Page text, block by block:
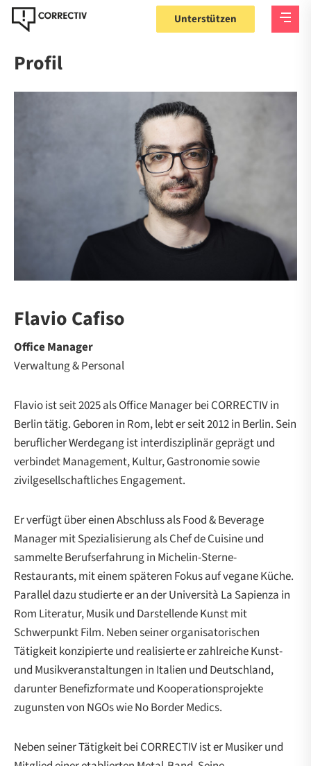
Unterstützen
Profil
Flavio Cafiso
Office Manager
Verwaltung & Personal
Flavio ist seit 2025 als Office Manager bei CORRECTIV in
Berlin tätig. Geboren in Rom, lebt er seit 2012 in Berlin. Sein
beruflicher Werdegang ist interdisziplinär geprägt und
verbindet Management, Kultur, Gastronomie sowie
zivilgesellschaftliches Engagement.
Er verfügt über einen Abschluss als Food & Beverage
Manager mit Spezialisierung als Chef de Cuisine und
sammelte Berufserfahrung in Michelin-Sterne-
Restaurants, mit einem späteren Fokus auf vegane Küche.
Parallel dazu studierte er an der Università La Sapienza in
Rom Literatur, Musik und Darstellende Kunst mit
Schwerpunkt Film. Neben seiner organisatorischen
Tätigkeit konzipierte und realisierte er zahlreiche Kunst-
und Musikveranstaltungen in Italien und Deutschland,
darunter Benefizformate und Kooperationsprojekte
zugunsten von NGOs wie No Border Medics.
Neben seiner Tätigkeit bei CORRECTIV ist er Musiker und